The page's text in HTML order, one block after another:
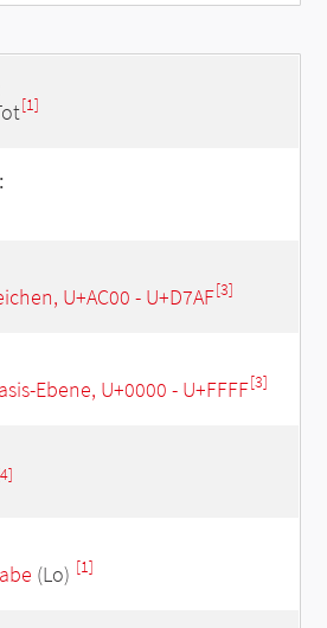
[1]
U+AC00 - U+D7AF[3]
Ebene, U+0000 - U+FFFF[3]
(Lo) [1]